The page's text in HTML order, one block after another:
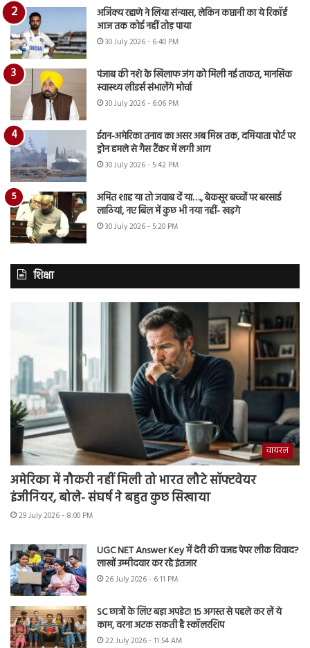
अजिंक्य रहाणे ने लिया संन्यास, लेकिन कप्तानी का ये रिकॉर्ड
आज तक कोई नहीं तोड़ पाया
30 July 2026 - 6:40 PM
पंजाब की नशे के खिलाफ जंग को मिली नई ताकत, मानसिक
स्वास्थ्य लीडर्स संभालेंगे मोर्चा
30 July 2026 - 6:06 PM
ईरान-अमेरिका तनाव का असर अब मिस्र तक, दमियाता पोर्ट पर
ड्रोन हमले से गैस टैंकर में लगी आग
30 July 2026 - 5:42 PM
अमित शाह या तो जवाब दें या…., बेकसूर बच्चों पर बरसाई
लाठियां, नए बिल में कुछ भी नया नहीं- खड़गे
30 July 2026 - 5:20 PM
शिक्षा
वायरल
अमेरिका में नौकरी नहीं मिली तो भारत लौटे सॉफ्टवेयर
इंजीनियर, बोले- संघर्ष ने बहुत कुछ सिखाया
29 July 2026 - 8:00 PM
UGC NET Answer Key में देरी की वजह पेपर लीक विवाद?
लाखों उम्मीदवार कर रहे इंतजार
26 July 2026 - 6:11 PM
SC छात्रों के लिए बड़ा अपडेट! 15 अगस्त से पहले कर लें ये
काम, वरना अटक सकती है स्कॉलरशिप
22 July 2026 - 11:54 AM